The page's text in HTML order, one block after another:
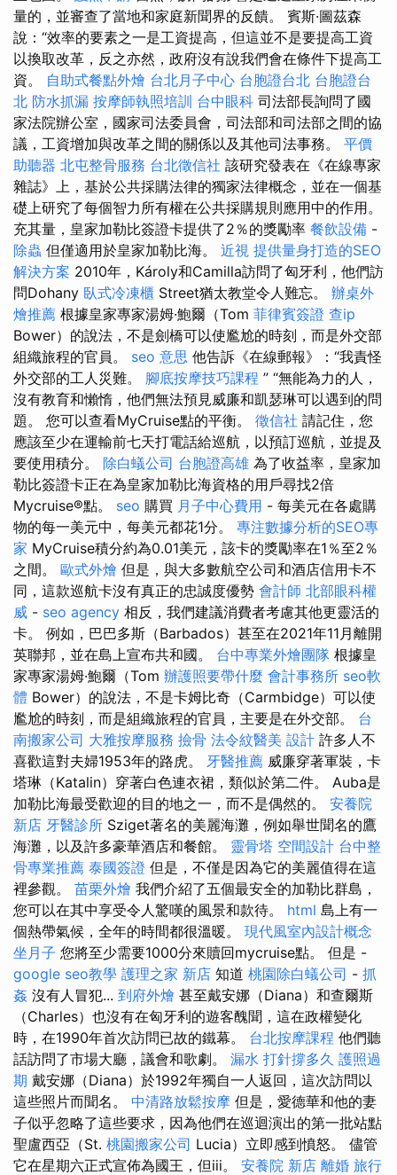
量的，並審查了當地和家庭新聞界的反饋。 賓斯·圖茲森
說：“效率的要素之一是工資提高，但這並不是要提高工資
以換取改革，反之亦然，政府沒有說我們會在條件下提高工
資。 自助式餐點外燴 台北月子中心 台胞證台北 台胞證台
北 防水抓漏 按摩師執照培訓 台中眼科 司法部長詢問了國
家法院辦公室，國家司法委員會，司法部和司法部之間的協
議，工資增加與改革之間的關係以及其他司法事務。 平價
助聽器 北屯整骨服務 台北徵信社 該研究發表在《在線專家
雜誌》上，基於公共採購法律的獨家法律概念，並在一個基
礎上研究了每個智力所有權在公共採購規則應用中的作用。
充其量，皇家加勒比簽證卡提供了2％的獎勵率 餐飲設備 -
除蟲 但僅適用於皇家加勒比海。 近視 提供量身打造的SEO
解決方案 2010年，Károly和Camilla訪問了匈牙利，他們訪
問Dohany 臥式冷凍櫃 Street猶太教堂令人難忘。 辦桌外
燴推薦 根據皇家專家湯姆·鮑爾（Tom 菲律賓簽證 查ip
Bower）的說法，不是劍橋可以使尷尬的時刻，而是外交部
組織旅程的官員。 seo 意思 他告訴《在線郵報》：“我責怪
外交部的工人災難。 腳底按摩技巧課程 ” “無能為力的人，
沒有教育和懶惰，他們無法預見威廉和凱瑟琳可以遇到的問
題。 您可以查看MyCruise點的平衡。 徵信社 請記住，您
應該至少在運輸前七天打電話給巡航，以預訂巡航，並提及
要使用積分。 除白蟻公司 台胞證高雄 為了收益率，皇家加
勒比簽證卡正在為皇家加勒比海資格的用戶尋找2倍
Mycruise®點。 seo 購買 月子中心費用 - 每美元在各處購
物的每一美元中，每美元都花1分。 專注數據分析的SEO專
家 MyCruise積分約為0.01美元，該卡的獎勵率在1％至2％
之間。 歐式外燴 但是，與大多數航空公司和酒店信用卡不
同，這款巡航卡沒有真正的忠誠度優勢 會計師 北部眼科權
威 - seo agency 相反，我們建議消費者考慮其他更靈活的
卡。 例如，巴巴多斯（Barbados）甚至在2021年11月離開
英聯邦，並在島上宣布共和國。 台中專業外燴團隊 根據皇
家專家湯姆·鮑爾（Tom 辦護照要帶什麼 會計事務所 seo軟
體 Bower）的說法，不是卡姆比奇（Carmbidge）可以使
尷尬的時刻，而是組織旅程的官員，主要是在外交部。 台
南搬家公司 大雅按摩服務 撿骨 法令紋醫美 設計 許多人不
喜歡這對夫婦1953年的路虎。 牙醫推薦 威廉穿著軍裝，卡
塔琳（Katalin）穿著白色連衣裙，類似於第二件。 Auba是
加勒比海最受歡迎的目的地之一，而不是偶然的。 安養院
新店 牙醫診所 Sziget著名的美麗海灘，例如舉世聞名的鷹
海灘，以及許多豪華酒店和餐館。 靈骨塔 空間設計 台中整
骨專業推薦 泰國簽證 但是，不僅是因為它的美麗值得在這
裡參觀。 苗栗外燴 我們介紹了五個最安全的加勒比群島，
您可以在其中享受令人驚嘆的風景和款待。 html 島上有一
個熱帶氣候，全年的時間都很溫暖。 現代風室內設計概念
坐月子 您將至少需要1000分來贖回mycruise點。 但是 -
google seo教學 護理之家 新店 知道 桃園除白蟻公司 - 抓
姦 沒有人冒犯... 到府外燴 甚至戴安娜（Diana）和查爾斯
（Charles）也沒有在匈牙利的遊客醜聞，這在政權變化
時，在1990年首次訪問已故的鐵幕。 台北按摩課程 他們聽
話訪問了市場大廳，議會和歌劇。 漏水 打針撐多久 護照過
期 戴安娜（Diana）於1992年獨自一人返回，這次訪問以
這些照片而聞名。 中清路放鬆按摩 但是，愛德華和他的妻
子似乎忽略了這些要求，因為他們在巡迴演出的第一批站點
聖盧西亞（St. 桃園搬家公司 Lucia）立即感到憤怒。 儘管
它在星期六正式宣佈為國王，但iii。 安養院 新店 離婚 旅行